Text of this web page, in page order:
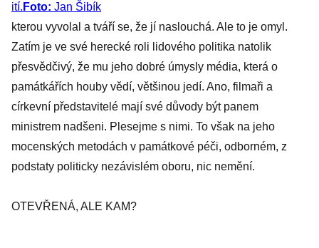
ití. Foto: Jan Šibík
kterou vyvolal a tváří se, že jí naslouchá. Ale to je omyl.
Zatím je ve své herecké roli lidového politika natolik
přesvědčivý, že mu jeho dobré úmysly média, která o
památkářích houby vědí, většinou jedí. Ano, filmaři a
církevní představitelé mají své důvody být panem
ministrem nadšeni. Plesejme s nimi. To však na jeho
mocenských metodách v památkové péči, odborném, z
podstaty politicky nezávislém oboru, nic nemění.
OTEVŘENÁ, ALE KAM?